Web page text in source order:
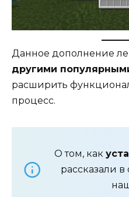
Данное дополнение
другими
расширить
процесс.
О том, как
рассказали в